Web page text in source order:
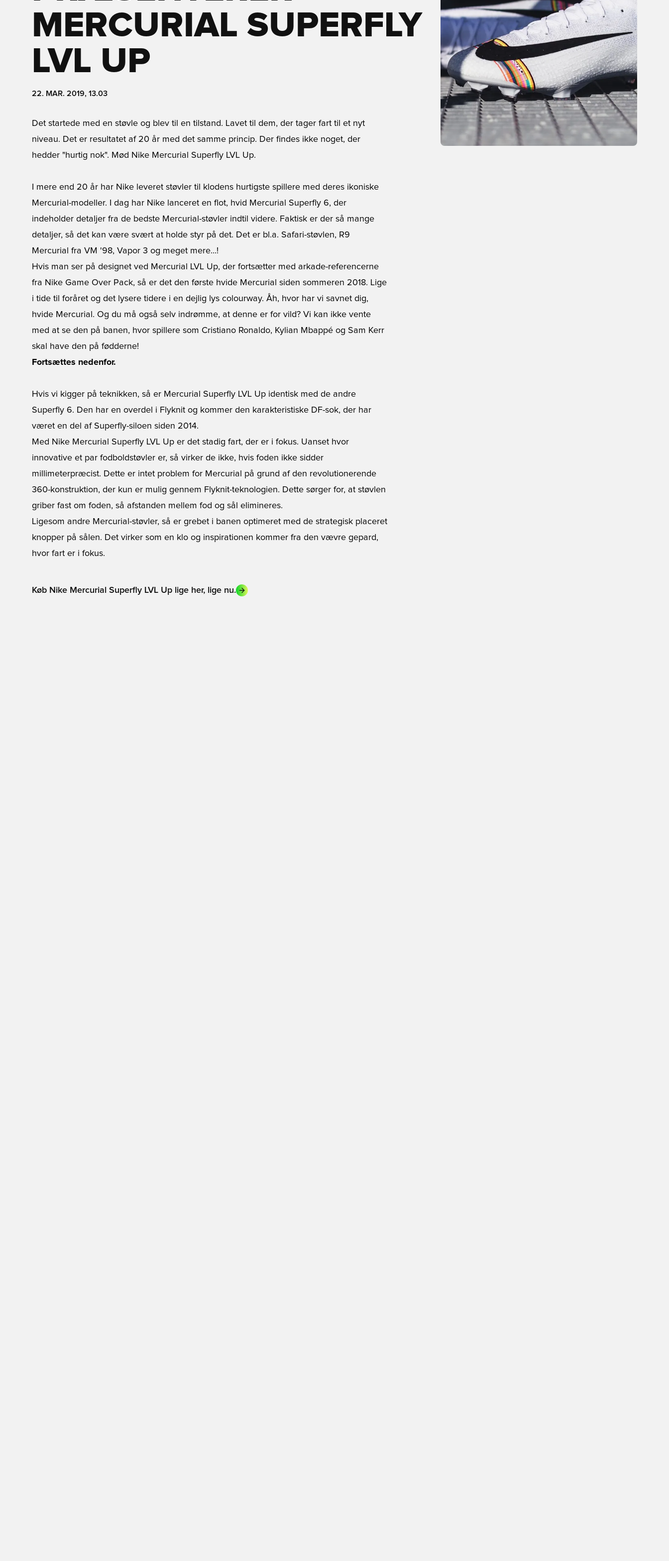
MERCURIAL SUPERFLY
LVL UP
22. MAR. 2019, 13.03
Det startede med en støvle og blev til en tilstand. Lavet til dem, der tager fart til et nyt
niveau. Det er resultatet af 20 år med det samme princip. Der findes ikke noget, der
hedder "hurtig nok". Mød Nike Mercurial Superfly LVL Up.
I mere end 20 år har Nike leveret støvler til klodens hurtigste spillere med deres ikoniske
Mercurial-modeller. I dag har Nike lanceret en flot, hvid Mercurial Superfly 6, der
indeholder detaljer fra de bedste Mercurial-støvler indtil videre. Faktisk er der så mange
detaljer, så det kan være svært at holde styr på det. Det er bl.a. Safari-støvlen, R9
Mercurial fra VM '98, Vapor 3 og meget mere...!
Hvis man ser på designet ved Mercurial LVL Up, der fortsætter med arkade-referencerne
fra Nike Game Over Pack, så er det den første hvide Mercurial siden sommeren 2018. Lige
i tide til foråret og det lysere tidere i en dejlig lys colourway. Åh, hvor har vi savnet dig,
hvide Mercurial. Og du må også selv indrømme, at denne er for vild? Vi kan ikke vente
med at se den på banen, hvor spillere som Cristiano Ronaldo, Kylian Mbappé og Sam Kerr
skal have den på fødderne!
Fortsættes nedenfor.
Hvis vi kigger på teknikken, så er Mercurial Superfly LVL Up identisk med de andre
Superfly 6. Den har en overdel i Flyknit og kommer den karakteristiske DF-sok, der har
været en del af Superfly-siloen siden 2014.
Med Nike Mercurial Superfly LVL Up er det stadig fart, der er i fokus. Uanset hvor
innovative et par fodboldstøvler er, så virker de ikke, hvis foden ikke sidder
millimeterpræcist. Dette er intet problem for Mercurial på grund af den revolutionerende
360-konstruktion, der kun er mulig gennem Flyknit-teknologien. Dette sørger for, at støvlen
griber fast om foden, så afstanden mellem fod og sål elimineres.
Ligesom andre Mercurial-støvler, så er grebet i banen optimeret med de strategisk placeret
knopper på sålen. Det virker som en klo og inspirationen kommer fra den vævre gepard,
hvor fart er i fokus.
Køb Nike Mercurial Superfly LVL Up lige her, lige nu.